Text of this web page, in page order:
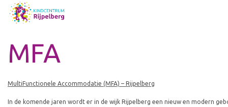
MFA
MultiFunctionele Accommodatie (MFA) – Rijpelberg
In de komende jaren wordt er in de wijk Rijpelberg een nieuw en modern